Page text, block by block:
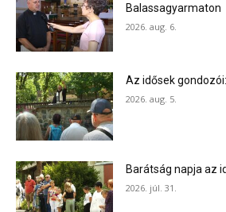
Balassagyarmaton
2026. aug. 6.
Az idősek
2026. aug. 5.
Barátság napja az
2026. júl. 31.